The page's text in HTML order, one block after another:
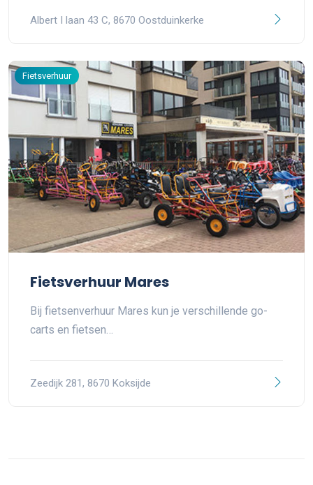
Albert I laan 43 C, 8670 Oostduinkerke
Fietsverhuur
Fietsverhuur Mares
Bij fietsenverhuur Mares kun je verschillende go-
carts en fietsen…
Zeedijk 281, 8670 Koksijde